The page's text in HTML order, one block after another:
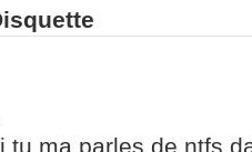
tu ma parles de ntfs